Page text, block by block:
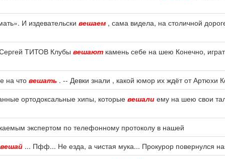
И издевательски вешаем , сама видела, на столичной
ТИТОВ Клубы вешают камень себе на шею Конечно,
на что вешать . -- Девки знали , какой юмор их ждёт от Артюхи
ортодоксальные хипы, которые вешали ему на шею свои
экспертом по телефонному протоколу в нашей
вешай ... Пфф... Не езда, а чистая мука... Прокурор повернулся